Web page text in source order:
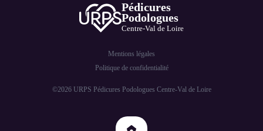
Pédicures
Podologues
Centre-Val de Loire
Mentions légales
Politique de confidentialité
©2026 URPS Pédicures Podologues Centre-Val de Loire